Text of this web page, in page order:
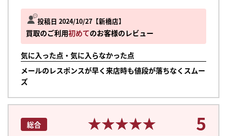
投稿日 2024/10/27 新橋店
買取のご利用初めてのお客様のレビュー
気に入った点・気に入らなかった点
メールのレスポンスが早く来店時も値段が落ちなくスムー
ズ
総合 ★★★★★
★★★★★ 5